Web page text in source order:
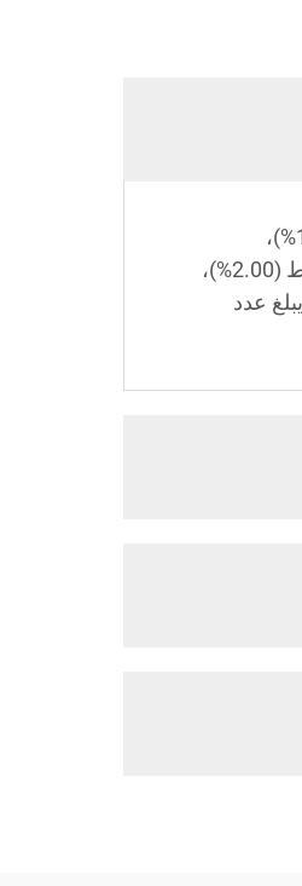
نحن مقرنا في خنان، الصين، بدأنا في عام 2005، ونبيع للسوق المحلي (40.00%)، وأمريكا الشمالية (15.00%)، وجنوب شرق آسيا (10.00%)،
وأفريقيا (10.00%)، وأمريكا الجنوبية (5.00%)، وأوقيانوسيا (5.00%)، وأوروبا الغربية (5.00%)، وأوروبا الشرقية (3.00%)، والشرق الأوسط (2.00%)،
الشمالية (00.00%)، وأوروبا الجنوبية (00.00%)، وجنوب آسيا (00.00%). يبلغ عدد